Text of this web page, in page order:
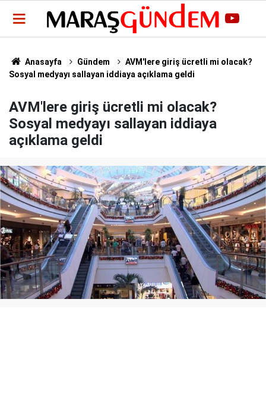
Anasayfa Gündem
AVM'lere giriş ücretli mi olacak?
Sosyal medyayı sallayan iddiaya açıklama geldi
AVM'lere giriş ücretli mi olacak?
Sosyal medyayı sallayan iddiaya
açıklama geldi